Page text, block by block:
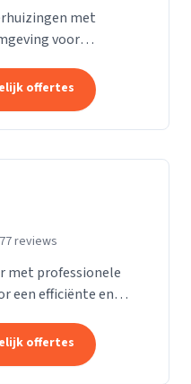
met
voor
offertes
reviews
met professionele
een efficiënte en
offertes